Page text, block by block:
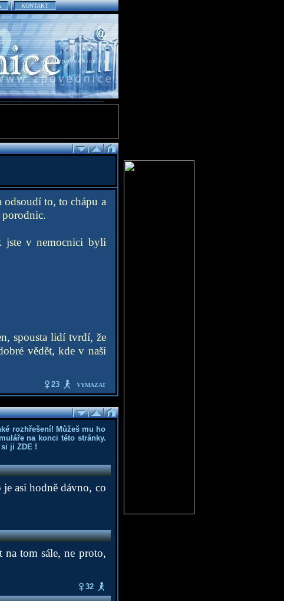
KONTAKT
to, to chápu a
porodnic.
jste v nemocnici byli
spousta lidí tvrdí, že
vědět, kde v naší
23 VYMAZAT
rozhřešení! Můžeš mu ho
na konci této stránky.
si ji ZDE!
asi hodně dávno, co
tom sále, ne proto,
32